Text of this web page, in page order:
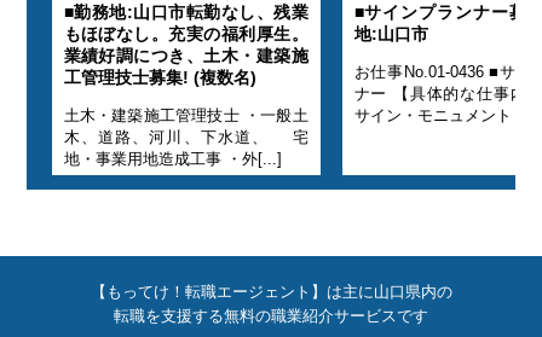
■勤務地:山口市転勤なし、残業
もほぼなし。充実の福利厚生。
業績好調につき、土木・建築施
工管理技士募集! (複数名)
土木・建築施工管理技士 ・一般土
木、道路、河川、下水道、 宅
地・事業用地造成工事 ・外[...]
■サインプランナー募
地:山口市
お仕事No.01-0436 ■サイ
ナー 【具体的な仕事
サイン・モニュメント・
【もってけ！転職エージェント】は主に山口県内の
転職を支援する無料の職業紹介サービスです